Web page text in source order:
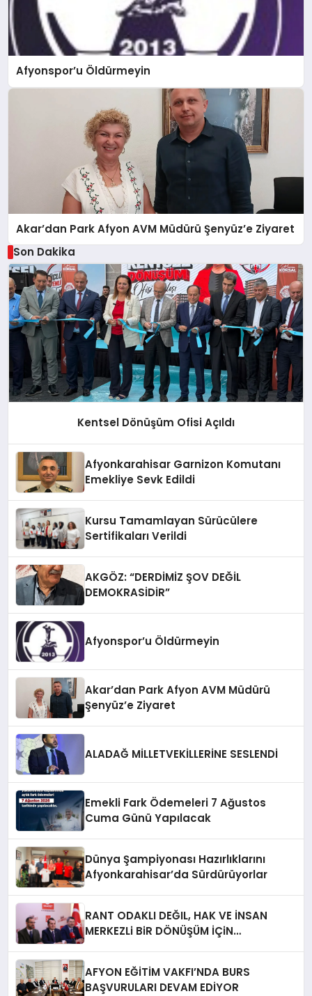
Afyonspor’u Öldürmeyin
Akar’dan Park Afyon AVM Müdürü Şenyüz’e Ziyaret
Son Dakika
Kentsel Dönüşüm Ofisi Açıldı
Afyonkarahisar Garnizon Komutanı
Emekliye Sevk Edildi
Kursu Tamamlayan Sürücülere
Sertifikaları Verildi
AKGÖZ: “DERDİMİZ ŞOV DEĞİL
DEMOKRASİDİR”
Afyonspor’u Öldürmeyin
Akar’dan Park Afyon AVM Müdürü
Şenyüz’e Ziyaret
ALADAĞ MİLLETVEKİLLERİNE SESLENDİ
Emekli Fark Ödemeleri 7 Ağustos
Cuma Günü Yapılacak
Dünya Şampiyonası Hazırlıklarını
Afyonkarahisar’da Sürdürüyorlar
RANT ODAKLI DEĞIL, HAK VE İNSAN
MERKEZLi BiR DÖNÜŞÜM İÇiN
AFYON EĞİTİM VAKFI’NDA BURS
BAŞVURULARI DEVAM EDİYOR